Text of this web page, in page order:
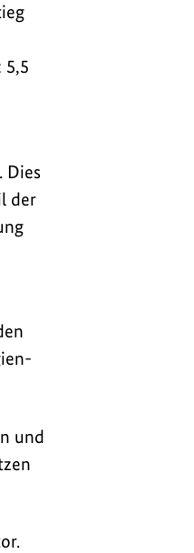
5,5
Dies
der
und